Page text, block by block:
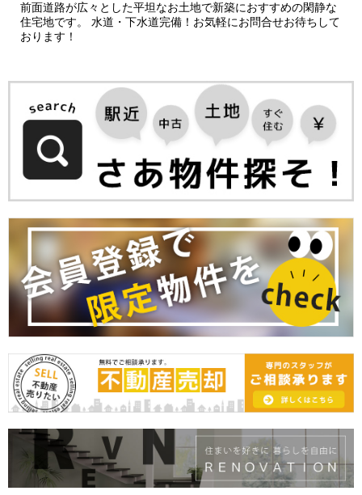
前面道路が広々とした平坦なお土地で新築におすすめの閑静な
住宅地です。 水道・下水道完備！お気軽にお問合せお待ちして
おります！